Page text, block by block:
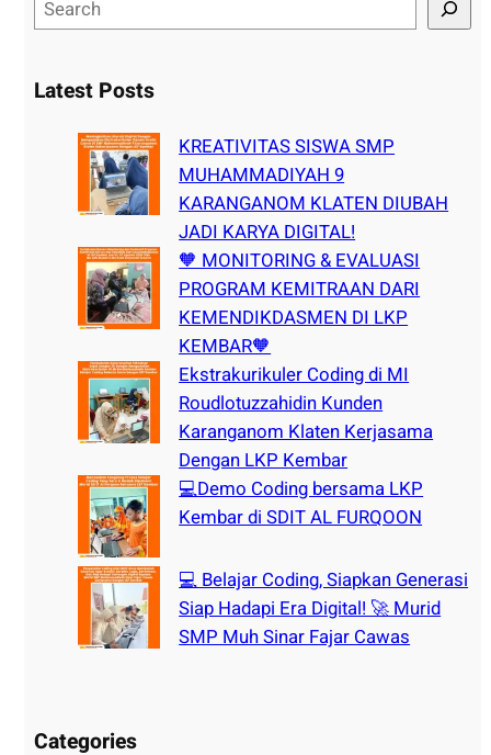
e
rLatest Posts
KREATIVITAS SISWA SMP
MUHAMMADIYAH 9
KARANGANOM KLATEN DIUBAH
JADI KARYA DIGITAL!
🧡 MONITORING & EVALUASI
PROGRAM KEMITRAAN DARI
KEMENDIKDASMEN DI LKP
KEMBAR🧡
Ekstrakurikuler Coding di MI
Roudlotuzzahidin Kunden
Karanganom Klaten Kerjasama
Dengan LKP Kembar
💻Demo Coding bersama LKP
Kembar di SDIT AL FURQOON
💻 Belajar Coding, Siapkan Generasi
Siap Hadapi Era Digital! 🚀 Murid
SMP Muh Sinar Fajar Cawas
Categories